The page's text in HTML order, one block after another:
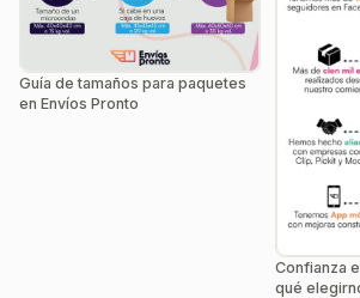
Guía de tamaños para paquetes
en Envíos Pronto
Confianza
qué